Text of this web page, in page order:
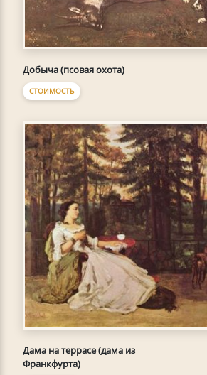
Добыча (псовая охота)
СТОИМОСТЬ
Дама на террасе (дама из
Франкфурта)